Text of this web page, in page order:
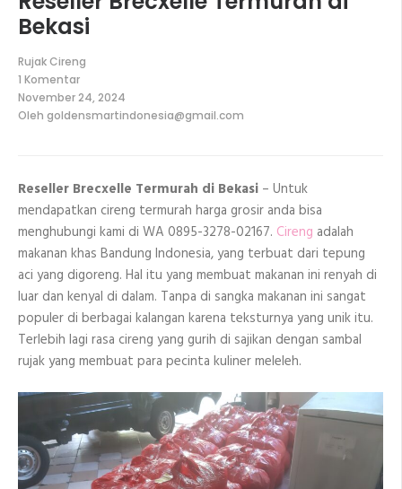
Bekasi
Rujak Cireng
1 Komentar
pada
Reseller
Brecxelle
November 24, 2024
Oleh goldensmartindonesia@gmail.com
Reseller Brecxelle Termurah di Bekasi – Untuk
mendapatkan cireng termurah harga grosir anda bisa
menghubungi kami di WA 0895-3278-02167. Cireng adalah
makanan khas Bandung Indonesia, yang terbuat dari tepung
aci yang digoreng. Hal itu yang membuat makanan ini renyah di
luar dan kenyal di dalam. Tanpa di sangka makanan ini sangat
populer di berbagai kalangan karena teksturnya yang unik itu.
Terlebih lagi rasa cireng yang gurih di sajikan dengan sambal
rujak yang membuat para pecinta kuliner meleleh.